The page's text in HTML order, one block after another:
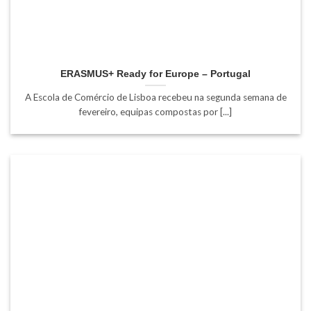
ERASMUS+ Ready for Europe – Portugal
A Escola de Comércio de Lisboa recebeu na segunda semana de
fevereiro, equipas compostas por [...]